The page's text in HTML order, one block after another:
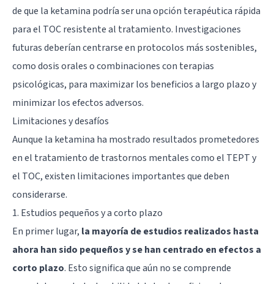
de que la ketamina podría ser una opción terapéutica rápida
para el TOC resistente al tratamiento. Investigaciones
futuras deberían centrarse en protocolos más sostenibles,
como dosis orales o combinaciones con terapias
psicológicas, para maximizar los beneficios a largo plazo y
minimizar los efectos adversos.
Limitaciones y desafíos
Aunque la ketamina ha mostrado resultados prometedores
en el tratamiento de trastornos mentales como el TEPT y
el TOC, existen limitaciones importantes que deben
considerarse.
1. Estudios pequeños y a corto plazo
En primer lugar, la mayoría de estudios realizados hasta
ahora han sido pequeños y se han centrado en efectos a
corto plazo. Esto significa que aún no se comprende